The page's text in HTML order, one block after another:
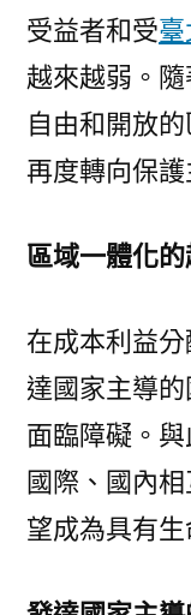
受益者和受
越來越弱。
自由和開放
再度轉向保護
區域一體化的
在成本利益
達國家主導
面臨障礙。
國際、國內
望成為具有